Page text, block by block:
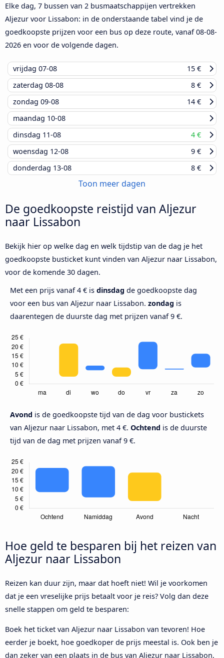
Elke dag, 7 bussen van 2 busmaatschappijen vertrekken
Aljezur voor Lissabon: in de onderstaande tabel vind je de
goedkoopste prijzen voor een bus op deze route, vanaf08-08-
2026 en voor de volgende dagen.
vrijdag 07-08
15 €
zaterdag 08-08
8 €
zondag 09-08
14 €
maandag 10-08
dinsdag 11-08
4 €
woensdag 12-08
9 €
donderdag 13-08 8 €
Toon meer dagen
De goedkoopste reistijd van Aljezur
naar Lissabon
Bekijk hier op welke dag en welk tijdstip van de dag je het
goedkoopste busticket kunt vinden van Aljezur naar Lissabon,
voor de komende 30 dagen.
Met een prijs vanaf 4 € is dinsdag de goedkoopste dag
voor een bus van Aljezur naar Lissabon. zondag is
daarentegen de duurste dag met prijzen vanaf 9 €.
Avond is de goedkoopste tijd van de dag voor bustickets
van Aljezur naar Lissabon, met 4 €. Ochtend is de duurste
tijd van de dag met prijzen vanaf 9 €.
Hoe geld te besparen bij het reizen van
Aljezur naar Lissabon
Reizen kan duur zijn, maar dat hoeft niet! Wil je voorkomen
dat je een vreselijke prijs betaalt voor je reis? Volg dan deze
snelle stappen om geld te besparen:
Boek het ticket van Aljezur naar Lissabon van tevoren! Hoe
eerder je boekt, hoe goedkoper de prijs meestal is. Ook ben je
dan zeker van een plaats in de bus van Aljezur naar Lissabon,